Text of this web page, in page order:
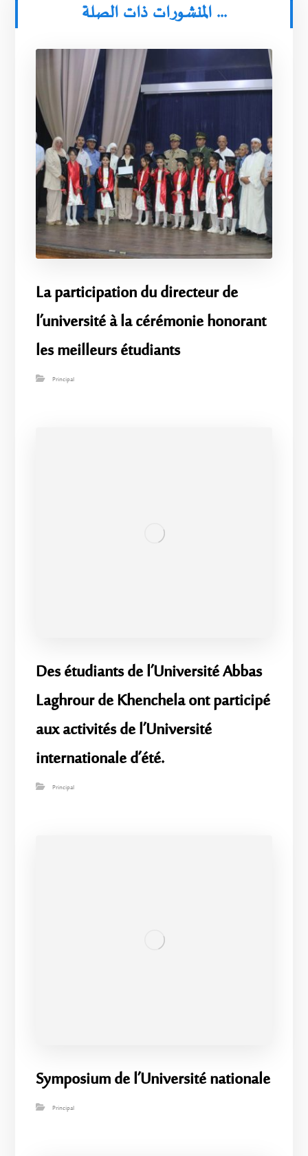
المنشورات ذات الصلة ...
La participation du directeur de
l’université à la cérémonie honorant
les meilleurs étudiants
Principal
Des étudiants de l’Université Abbas
Laghrour de Khenchela ont participé
aux activités de l’Université
internationale d’été.
Principal
Symposium de l’Université nationale
Principal